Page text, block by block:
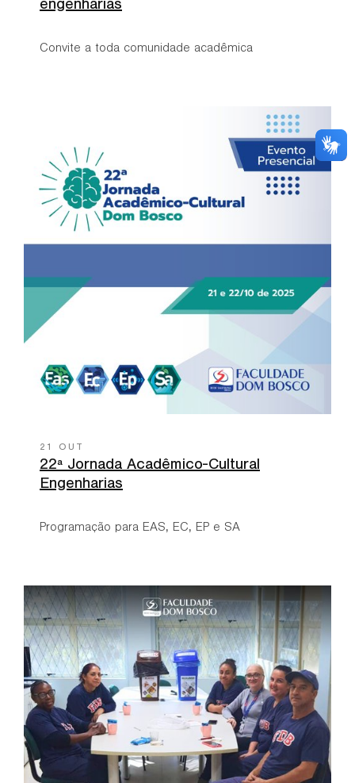
engenharias
Convite a toda comunidade acadêmica
21 OUT
22ª Jornada Acadêmico-Cultural
Engenharias
Programação para EAS, EC, EP e SA